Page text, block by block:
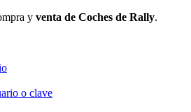
y venta de Coches de Rally.
o clave